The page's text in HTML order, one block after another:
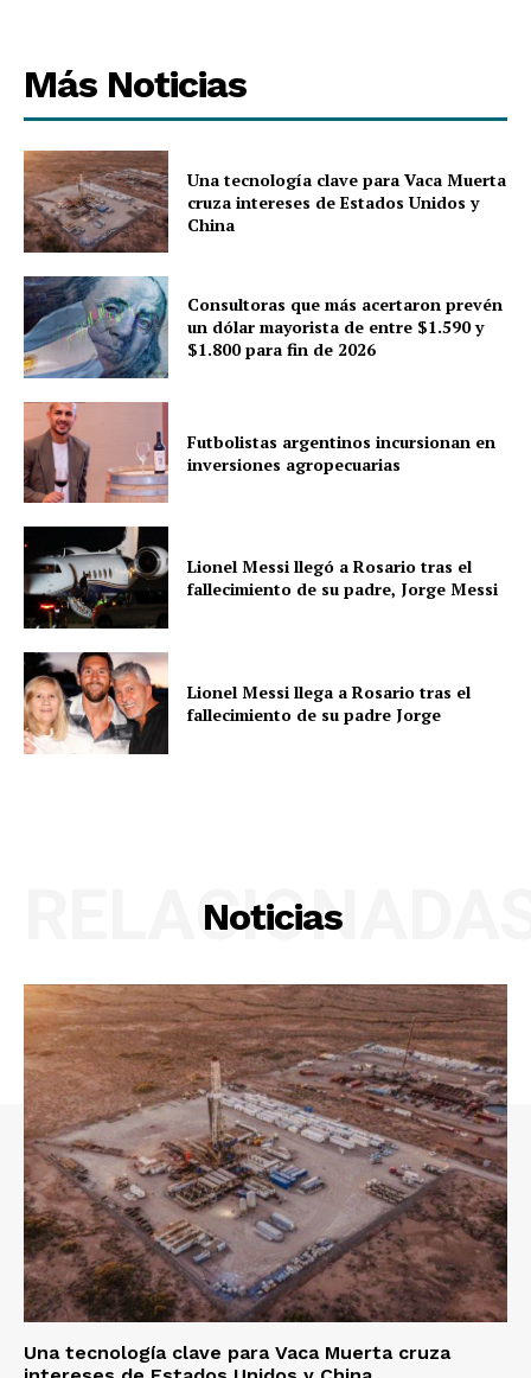
Más Noticias
Una tecnología clave para Vaca Muerta
cruza intereses de Estados Unidos y
China
Consultoras que más acertaron prevén
un dólar mayorista de entre $1.590 y
$1.800 para fin de 2026
Futbolistas argentinos incursionan en
inversiones agropecuarias
Lionel Messi llegó a Rosario tras el
fallecimiento de su padre, Jorge Messi
Lionel Messi llega a Rosario tras el
fallecimiento de su padre Jorge
Noticias
Una tecnología clave para Vaca Muerta cruza